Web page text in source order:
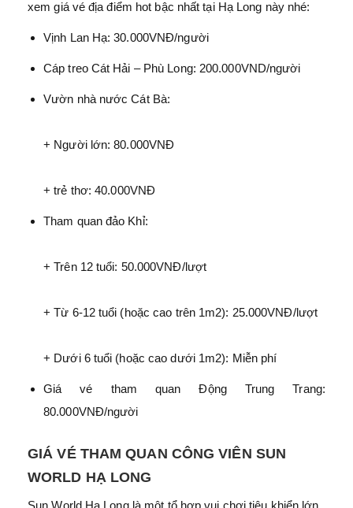
xem giá vé địa điểm hot bậc nhất tại Hạ Long này nhé:
Vịnh Lan Hạ: 30.000VNĐ/người
Cáp treo Cát Hải – Phù Long: 200.000VND/người
Vườn nhà nước Cát Bà:
+ Người lớn: 80.000VNĐ
+ trẻ thơ: 40.000VNĐ
Tham quan đảo Khỉ:
+ Trên 12 tuổi: 50.000VNĐ/lượt
+ Từ 6-12 tuổi (hoặc cao trên 1m2): 25.000VNĐ/lượt
+ Dưới 6 tuổi (hoặc cao dưới 1m2): Miễn phí
Giá vé tham quan Động Trung Trang:
80.000VNĐ/người
GIÁ VÉ THAM QUAN CÔNG VIÊN SUN
WORLD HẠ LONG
Sun World Hạ Long là một tổ hợp vui chơi tiêu khiển lớn